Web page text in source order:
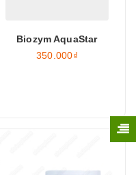
Biozym AquaStar
350.000₫